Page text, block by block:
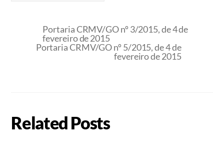
Portaria CRMV/GO nº 3/2015, de 4 de
fevereiro de 2015
Portaria CRMV/GO nº 5/2015, de 4 de
fevereiro de 2015
Related Posts